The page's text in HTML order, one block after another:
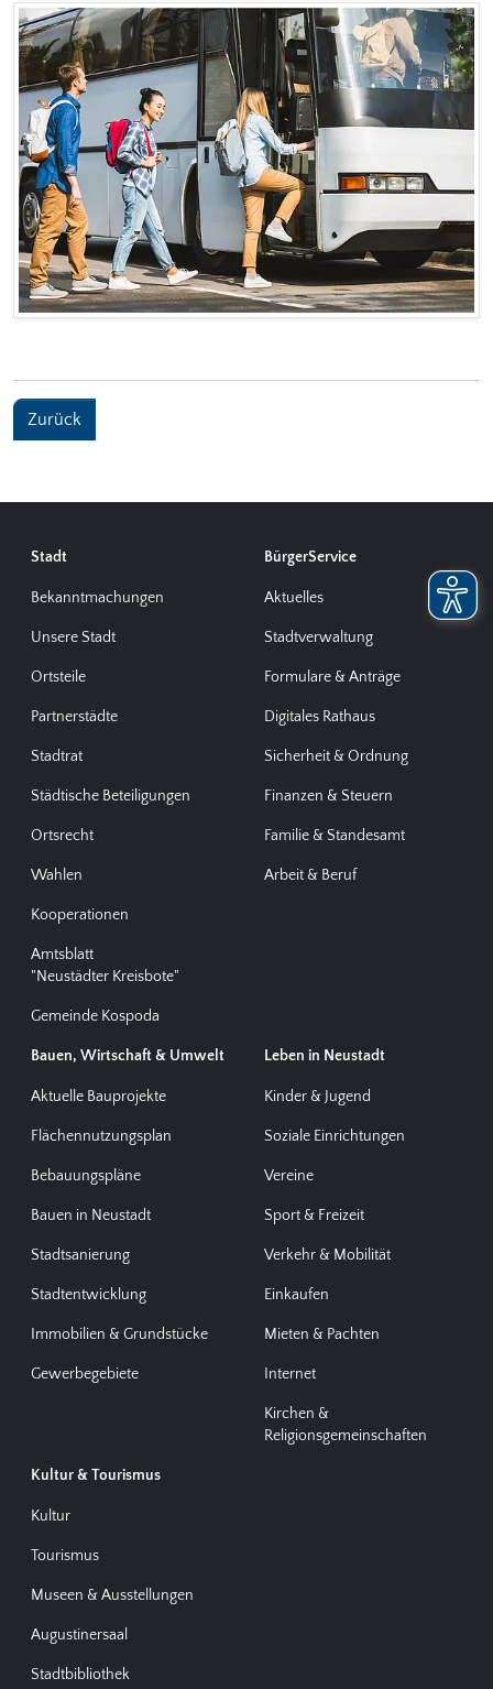
Zurück
Stadt
Bekanntmachungen
Unsere Stadt
Ortsteile
Partnerstädte
Stadtrat
Städtische Beteiligungen
Ortsrecht
Wahlen
Kooperationen
Amtsblatt
"Neustädter Kreisbote"
Gemeinde Kospoda
BürgerService
Aktuelles
Stadtverwaltung
Formulare & Anträge
Digitales Rathaus
Sicherheit & Ordnung
Finanzen & Steuern
Familie & Standesamt
Arbeit & Beruf
Bauen, Wirtschaft & Umwelt
Aktuelle Bauprojekte
Flächennutzungsplan
Bebauungspläne
Bauen in Neustadt
Stadtsanierung
Stadtentwicklung
Immobilien & Grundstücke
Gewerbegebiete
Leben in Neustadt
Kinder & Jugend
Soziale Einrichtungen
Vereine
Sport & Freizeit
Verkehr & Mobilität
Einkaufen
Mieten & Pachten
Internet
Kirchen &
Religionsgemeinschaften
Kultur & Tourismus
Kultur
Tourismus
Museen & Ausstellungen
Augustinersaal
Stadtbibliothek